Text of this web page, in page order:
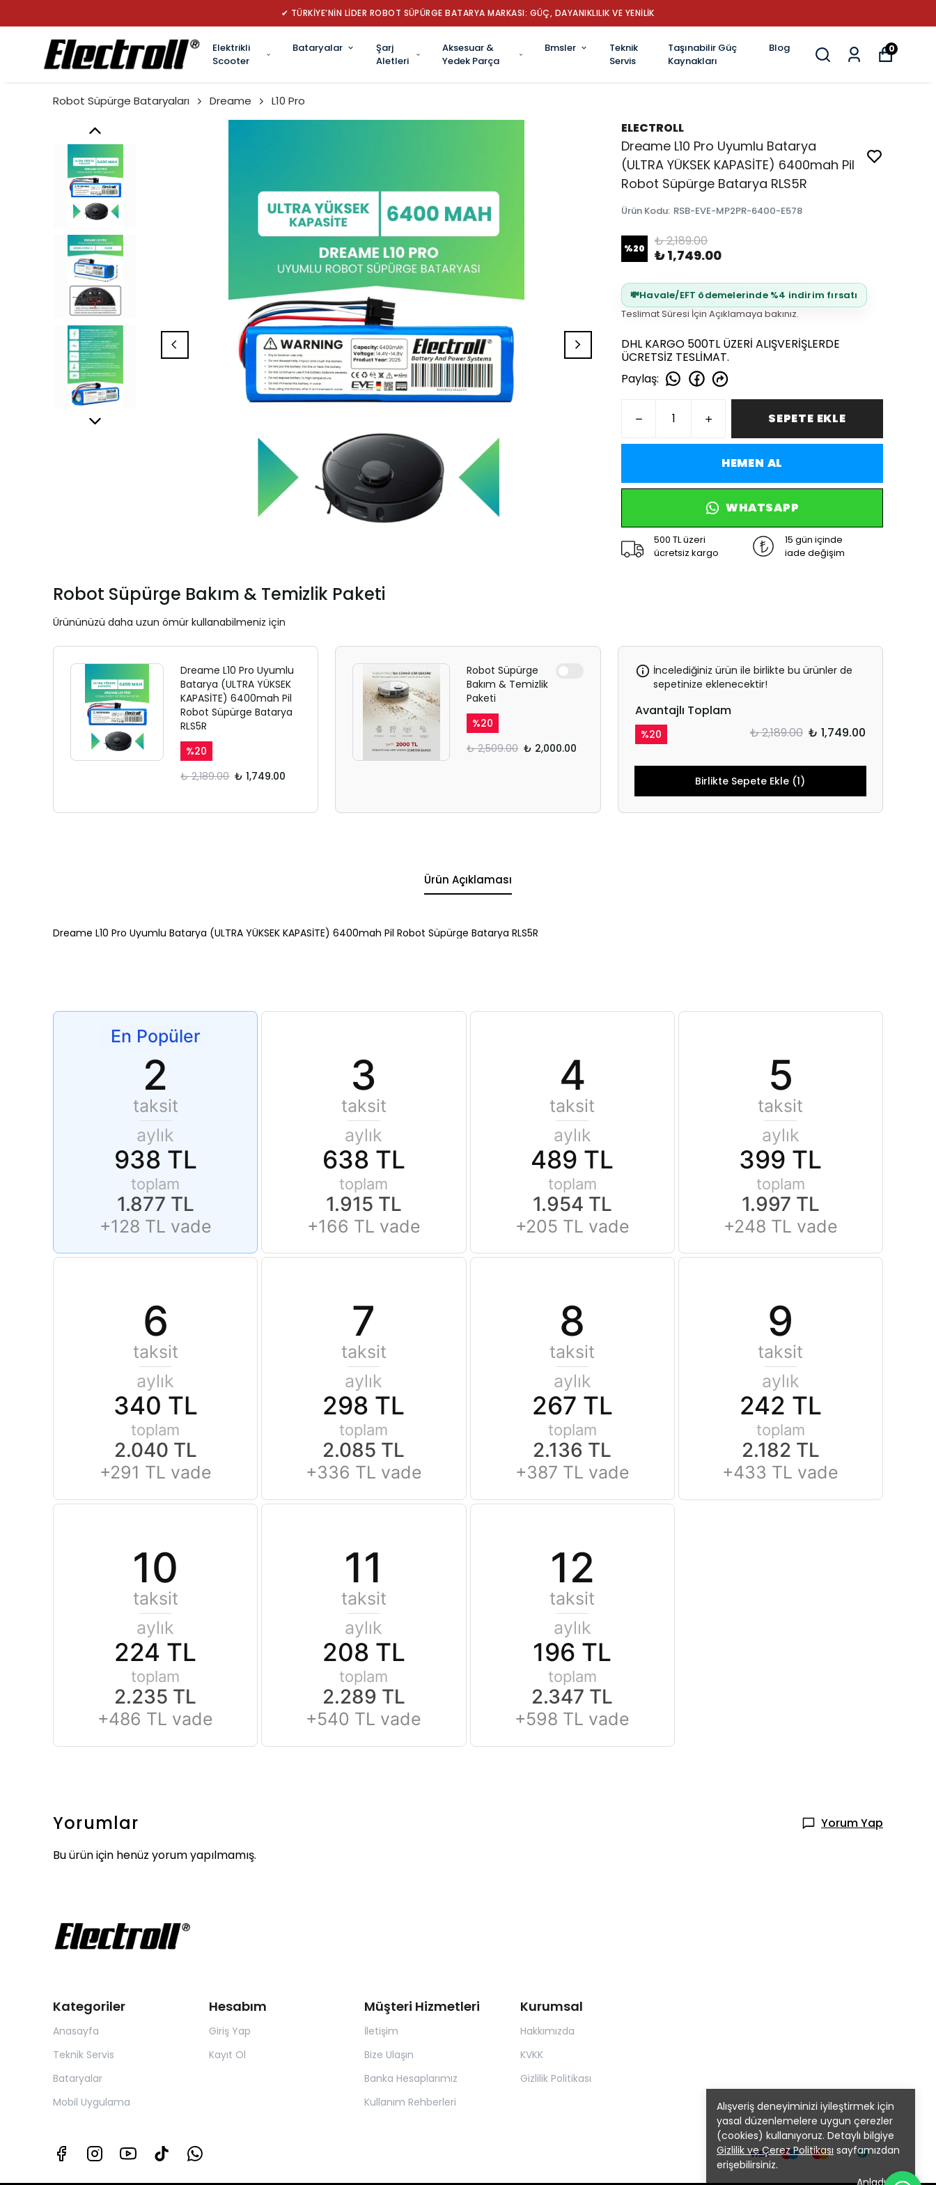
✔ TÜRKİYE’NİN LİDER ROBOT SÜPÜRGE BATARYA MARKASI: GÜÇ, DAYANIKLILIK VE YENİLİK
Elektrikli
Scooter
Bataryalar
Şarj
Aletleri
Aksesuar &
Yedek Parça
Bmsler
Teknik
Servis
Taşınabilir Güç
Kaynakları
Blog 0
Alışveriş deneyiminizi iyileştirmek için
yasal düzenlemelere uygun çerezler
(cookies) kullanıyoruz. Detaylı bilgiye
Gizlilik ve Çerez Politikası sayfamızdan
erişebilirsiniz.
Anladım
Robot Süpürge Bataryaları Dreame L10 Pro
ELECTROLL
Dreame L10 Pro Uyumlu Batarya
(ULTRA YÜKSEK KAPASİTE) 6400mah Pil
Robot Süpürge Batarya RLS5R
Ürün Kodu: RSB-EVE-MP2PR-6400-E578
%20 ₺ 2,189.00
₺ 1,749.00
💸Havale/EFT ödemelerinde %4 indirim fırsatı
Teslimat Süresi İçin Açıklamaya bakınız.
DHL KARGO 500TL ÜZERİ ALIŞVERİŞLERDE
ÜCRETSİZ TESLİMAT.
Paylaş:
SEPETE EKLE
HEMEN AL
WHATSAPP
500 TL üzeri
ücretsiz kargo
15 gün içinde
iade değişim
Robot Süpürge Bakım & Temizlik Paketi
Ürününüzü daha uzun ömür kullanabilmeniz için
Dreame L10 Pro Uyumlu
Batarya (ULTRA YÜKSEK
KAPASİTE) 6400mah Pil
Robot Süpürge Batarya
RLS5R
%20
₺ 2,189.00 ₺ 1,749.00
Robot Süpürge
Bakım & Temizlik
Paketi
%20
₺ 2,509.00 ₺ 2,000.00
İncelediğiniz ürün ile birlikte bu ürünler de
sepetinize eklenecektir!
Avantajlı Toplam
%20 ₺ 2,189.00 ₺ 1,749.00
Birlikte Sepete Ekle (1)
Ürün Açıklaması
Dreame L10 Pro Uyumlu Batarya (ULTRA YÜKSEK KAPASİTE) 6400mah Pil Robot Süpürge Batarya RLS5R
En Popüler
2
taksit
aylık
938 TL
toplam
1.877 TL
+128 TL vade
3
taksit
aylık
638 TL
toplam
1.915 TL
+166 TL vade
4
taksit
aylık
489 TL
toplam
1.954 TL
+205 TL vade
5
taksit
aylık
399 TL
toplam
1.997 TL
+248 TL vade
6
taksit
aylık
340 TL
toplam
2.040 TL
+291 TL vade
7
taksit
aylık
298 TL
toplam
2.085 TL
+336 TL vade
8
taksit
aylık
267 TL
toplam
2.136 TL
+387 TL vade
9
taksit
aylık
242 TL
toplam
2.182 TL
+433 TL vade
10
taksit
aylık
224 TL
toplam
2.235 TL
+486 TL vade
11
taksit
aylık
208 TL
toplam
2.289 TL
+540 TL vade
12
taksit
aylık
196 TL
toplam
2.347 TL
+598 TL vade
Yorumlar
Yorum Yap
Bu ürün için henüz yorum yapılmamış.
Kategoriler
Anasayfa
Teknik Servis
Bataryalar
Mobil Uygulama
Hesabım
Giriş Yap
Kayıt Ol
Müşteri Hizmetleri
İletişim
Bize Ulaşın
Banka Hesaplarımız
Kullanım Rehberleri
Kurumsal
Hakkımızda
KVKK
Gizlilik Politikası